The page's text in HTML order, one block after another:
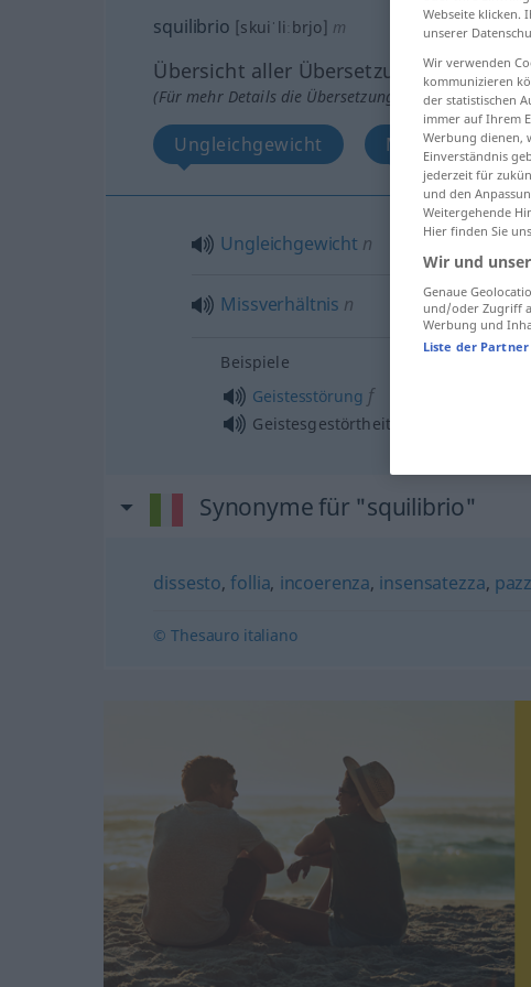
squilibrio [skuiˈliːbrjo] m
Übersicht aller Übersetzungen
(Für mehr Details die Übersetzung anklicken/
Ungleichgewicht Missverhältnis
Ungleichgewicht n
Missverhältnis n
Beispiele
Geistesstörung f
Geistesgestörtheit
Synonyme für "squilibrio"
dissesto,follia, incoerenza, insensatezza,
© Thesauro italiano
Webseite klicken.
unserer
Wir verwenden
kommunizieren
der statistischen
immer auf Ihrem
Werbung dienen,
Einverständnis
jederzeit für
und den
Weitergehende
Hier finden Sie
Wir und
Genaue
und/oder Zugriff
Werbung und
Liste der